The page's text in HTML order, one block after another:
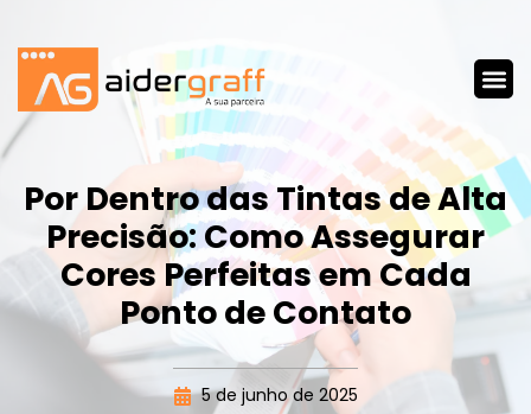
Por Dentro das Tintas de Alta
Precisão: Como Assegurar
Cores Perfeitas em Cada
Ponto de Contato
5 de junho de 2025